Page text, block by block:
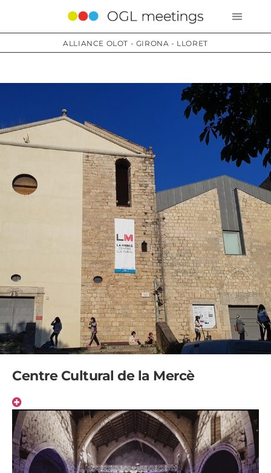
ALLIANCE OLOT - GIRONA - LLORET
Centre Cultural de la Mercè